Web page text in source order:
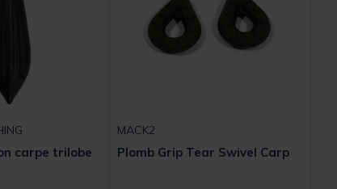
carpe trilobe
MACK2
Plomb Grip Tear Swivel Carp